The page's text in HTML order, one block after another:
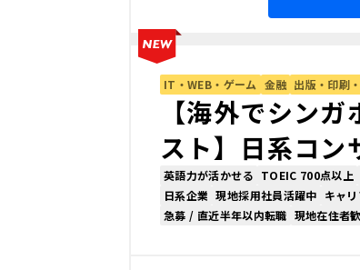
IT・WEB・ゲーム 金融 出版・印刷
【海外でシン
スト】日系コン
英語力が活かせる TOEIC 700点以上
日系企業 現地採用社員活躍中 キャ
急募 / 直近半年以内転職 現地在住者